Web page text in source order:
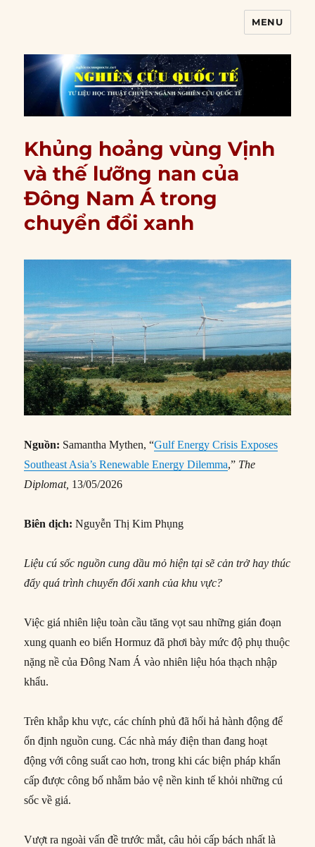
MENU
Khủng hoảng vùng Vịnh
và thế lưỡng nan của
Đông Nam Á trong
chuyển đổi xanh
Nguồn: Samantha Mythen, “Gulf Energy Crisis Exposes
Southeast Asia’s Renewable Energy Dilemma,” The
Diplomat, 13/05/2026
Biên dịch:Nguyễn Thị Kim Phụng
Liệu cú sốc nguồn cung dầu mỏ hiện tại sẽ cản trở hay thúc
đẩy quá trình chuyển đổi xanh của khu vực?
Việc giá nhiên liệu toàn cầu tăng vọt sau những gián đoạn
xung quanh eo biển Hormuz đã phơi bày mức độ phụ thuộc
nặng nề của Đông Nam Á vào nhiên liệu hóa thạch nhập
khẩu.
Trên khắp khu vực, các chính phủ đã hối hả hành động để
ổn định nguồn cung. Các nhà máy điện than đang hoạt
động với công suất cao hơn, trong khi các biện pháp khẩn
cấp được công bố nhằm bảo vệ nền kinh tế khỏi những cú
sốc về giá.
Vượt ra ngoài vấn đề trước mắt, câu hỏi cấp bách nhất là